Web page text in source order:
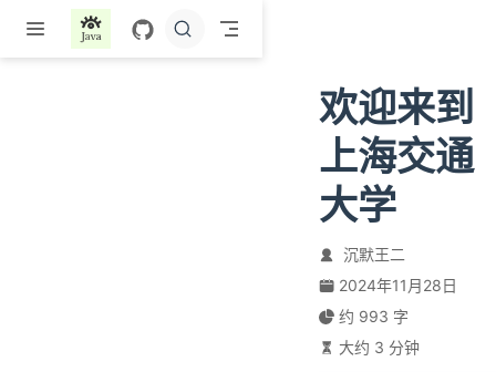
跳至主要內容
欢迎来到
上海交通
大学
沉默王二
2024年11月28日
约 993 字
大约 3 分钟